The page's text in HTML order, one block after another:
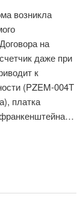
возникла
на
даже при
к
(PZEM-004T
платка